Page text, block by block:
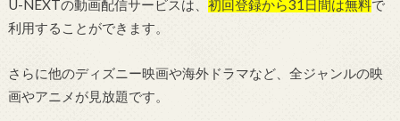
U-NEXTの動画配信サービスは、 初回登録から31日間は無料で
利用することができます。
さらに他のディズニー映画や海外ドラマなど、全ジャンルの映
画やアニメが見放題です。